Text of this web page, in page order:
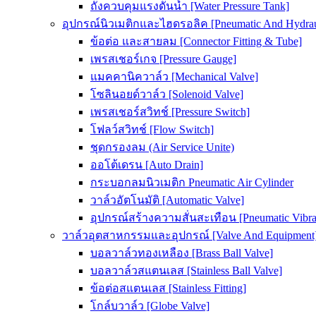
ถังควบคุมแรงดันน้ำ [Water Pressure Tank]
อุปกรณ์นิวเมติกและไฮดรอลิค [Pneumatic And
ข้อต่อ และสายลม [Connector Fitting & Tube]
เพรสเชอร์เกจ [Pressure Gauge]
แมคคานิควาล์ว [Mechanical Valve]
โซลินอยด์วาล์ว [Solenoid Valve]
เพรสเชอร์สวิทช์ [Pressure Switch]
โฟลว์สวิทช์ [Flow Switch]
ชุดกรองลม (Air Service Unite)
ออโต้เดรน [Auto Drain]
กระบอกลมนิวเมติก Pneumatic Air Cylinder
วาล์วอัตโนมัติ [Automatic Valve]
อุปกรณ์สร้างความสั่นสะเทือน [Pneumatic
วาล์วอุตสาหกรรมและอุปกรณ์ [Valve And
บอลวาล์วทองเหลือง [Brass Ball Valve]
บอลวาล์วสแตนเลส [Stainless Ball Valve]
ข้อต่อสแตนเลส [Stainless Fitting]
โกล์บวาล์ว [Globe Valve]